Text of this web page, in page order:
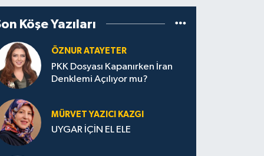
Köşe Yazıları
ÖZNUR ATAYETER
PKK Dosyası Kapanırken İran
Denklemi Açılıyor mu?
MÜRVET YAZICI KAZGI
UYGAR İÇİN EL ELE